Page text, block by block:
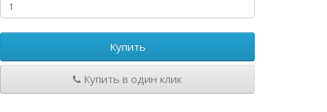
Купить
Купить в один клик